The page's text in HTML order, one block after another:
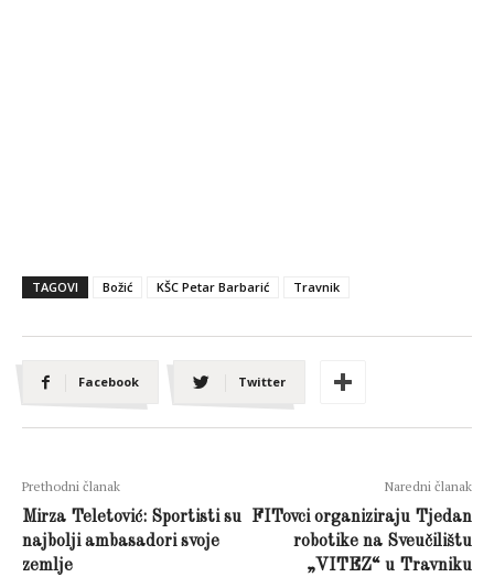
TAGOVI Božić KŠC Petar Barbarić Travnik
Facebook Twitter
Prethodni članak
Mirza Teletović: Sportisti su
najbolji ambasadori svoje
zemlje
Naredni članak
FITovci organiziraju Tjedan
robotike na Sveučilištu
„VITEZ“ u Travniku